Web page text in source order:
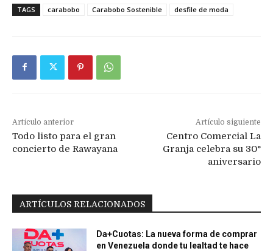
TAGS carabobo Carabobo Sostenible desfile de moda
Artículo anterior
Todo listo para el gran
concierto de Rawayana
Artículo siguiente
Centro Comercial La
Granja celebra su 30°
aniversario
ARTÍCULOS RELACIONADOS
Da+Cuotas: La nueva forma de comprar
en Venezuela donde tu lealtad te hace